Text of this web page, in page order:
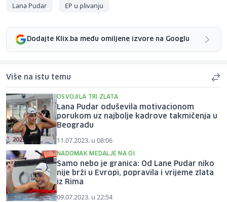
Lana Pudar EP u plivanju
Dodajte Klix.ba među omiljene izvore na Googlu
Više na istu temu
OSVOJILA TRI ZLATA
Lana Pudar oduševila motivacionom
porukom uz najbolje kadrove takmičenja u
Beogradu
11.07.2023. u 08:06
NADOMAK MEDALJE NA OI
Samo nebo je granica: Od Lane Pudar niko
nije brži u Evropi, popravila i vrijeme zlata
iz Rima
09.07.2023. u 22:54